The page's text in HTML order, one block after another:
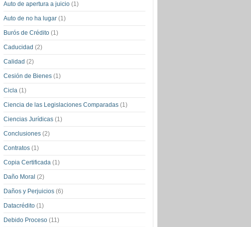
Auto de apertura a juicio (1)
Auto de no ha lugar (1)
Burós de Crédito (1)
Caducidad (2)
Calidad (2)
Cesión de Bienes (1)
Cicla (1)
Ciencia de las Legislaciones Comparadas (1)
Ciencias Jurídicas (1)
Conclusiones (2)
Contratos (1)
Copia Certificada (1)
Daño Moral (2)
Daños y Perjuicios (6)
Datacrédito (1)
Debido Proceso (11)